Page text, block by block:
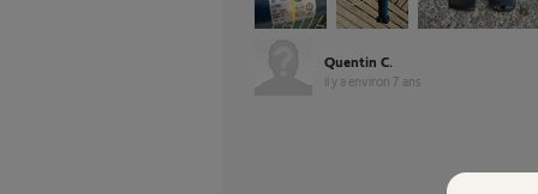
Quentin C.
il y a environ 7 ans